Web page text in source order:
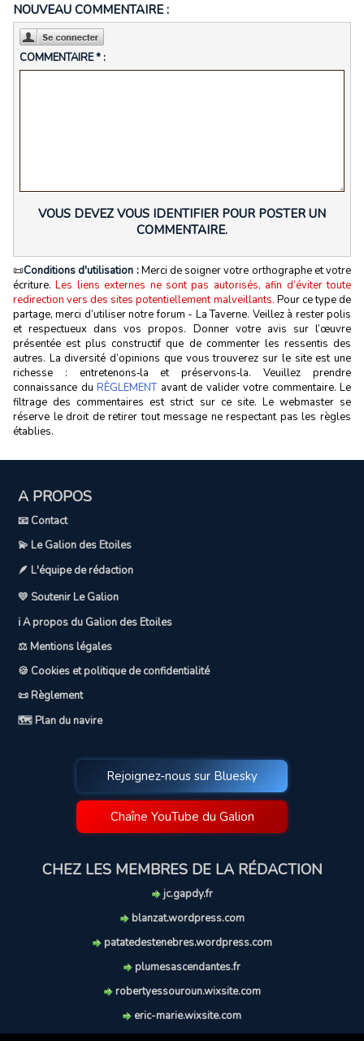
NOUVEAU COMMENTAIRE :
COMMENTAIRE * :
VOUS DEVEZ VOUS IDENTIFIER POUR POSTER UN
COMMENTAIRE.
📜Conditions d'utilisation :Merci de soigner votre orthographe et votre
écriture.Les liens externes ne sont pas autorisés, afin d’éviter toute
redirection vers des sites potentiellement malveillants. Pour ce type de
partage, merci d’utiliser notre forum - La Taverne. Veillez à rester polis
et respectueux dans vos propos. Donner votre avis sur l’œuvre
présentée est plus constructif que de commenter les ressentis des
autres. La diversité d’opinions que vous trouverez sur le site est une
richesse : entretenons‑la et préservons‑la. Veuillez prendre
connaissance du RÈGLEMENTavant de valider votre commentaire. Le
filtrage des commentaires est strict sur ce site. Le webmaster se
réserve le droit de retirer tout message ne respectant pas les règles
établies.
A PROPOS
📧 Contact
💫 Le Galion des Etoiles
🪶 L'équipe de rédaction
💛 Soutenir Le Galion
ℹ️ A propos du Galion des Etoiles
⚖️ Mentions légales
🍪 Cookies et politique de confidentialité
📜 Règlement
🗺️ Plan du navire
Rejoignez-nous sur Bluesky
Chaîne YouTube du Galion
CHEZ LES MEMBRES DE LA RÉDACTION
jc.gapdy.fr
blanzat.wordpress.com
patatedestenebres.wordpress.com
plumesascendantes.fr
robertyessouroun.wixsite.com
eric-marie.wixsite.com